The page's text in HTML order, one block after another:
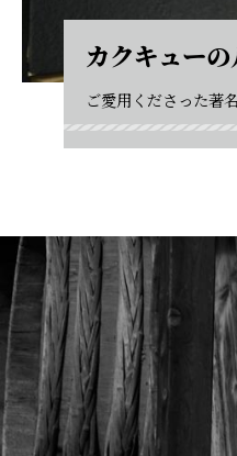
カクキュー
ご愛用くださった著